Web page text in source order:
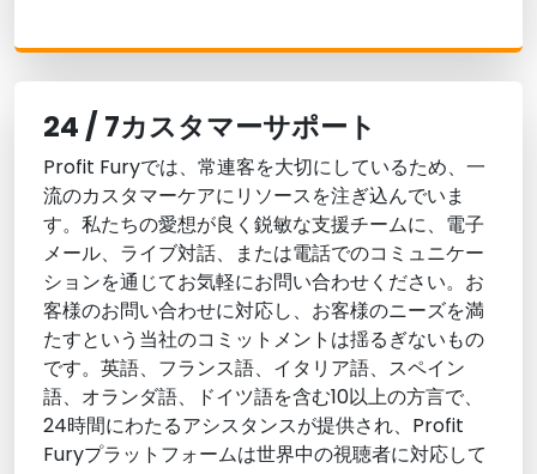
24 / 7カスタマーサポート
Profit Furyでは、常連客を大切にしているため、一
流のカスタマーケアにリソースを注ぎ込んでいま
す。私たちの愛想が良く鋭敏な支援チームに、電子
メール、ライブ対話、または電話でのコミュニケー
ションを通じてお気軽にお問い合わせください。お
客様のお問い合わせに対応し、お客様のニーズを満
たすという当社のコミットメントは揺るぎないもの
です。英語、フランス語、イタリア語、スペイン
語、オランダ語、ドイツ語を含む10以上の方言で、
24時間にわたるアシスタンスが提供され、Profit
Furyプラットフォームは世界中の視聴者に対応して